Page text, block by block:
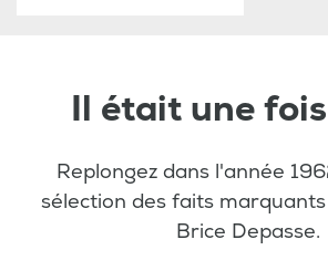
Il était une
Replongez dans l'année
sélection des faits
Brice Depasse.